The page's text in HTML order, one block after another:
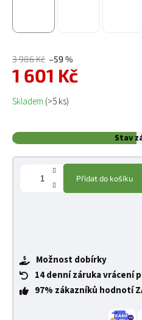
3 986 Kč –59 %
1 601 Kč
Měrná cena:
Skladem (>5 ks)
Stav
Přidat do košíku
Možnost dobírky
14 denní záruka vrácení
97% zákazníků hodnotí